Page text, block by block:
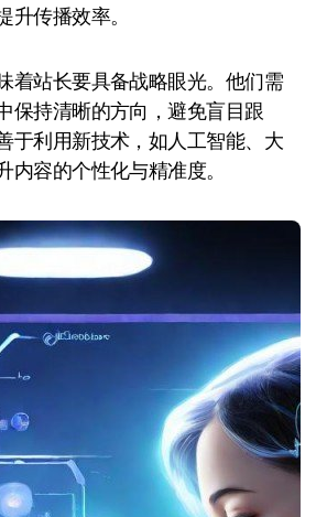
升传播效率。
着站长要具备战略眼光。他们需
保持清晰的方向，避免盲目跟
于利用新技术，如人工智能、大
内容的个性化与精准度。